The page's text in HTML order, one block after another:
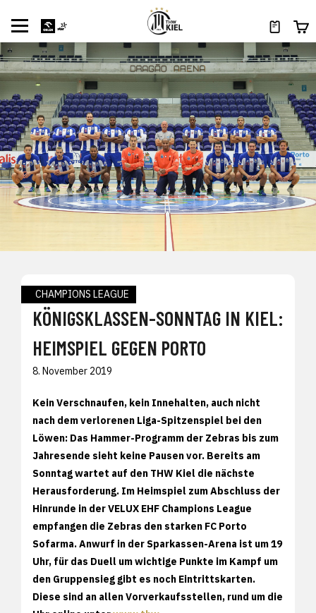
CHAMPIONS LEAGUE
KÖNIGSKLASSEN-SONNTAG IN KIEL:
HEIMSPIEL GEGEN PORTO
8. November 2019
Kein Verschnaufen, kein Innehalten, auch nicht
nach dem verlorenen Liga-Spitzenspiel bei den
Löwen: Das Hammer-Programm der Zebras bis zum
Jahresende sieht keine Pausen vor. Bereits am
Sonntag wartet auf den THW Kiel die nächste
Herausforderung. Im Heimspiel zum Abschluss der
Hinrunde in der VELUX EHF Champions League
empfangen die Zebras den starken FC Porto
Sofarma. Anwurf in der Sparkassen-Arena ist um 19
Uhr, für das Duell um wichtige Punkte im Kampf um
den Gruppensieg gibt es noch Eintrittskarten.
Diese sind an allen Vorverkaufsstellen, rund um die